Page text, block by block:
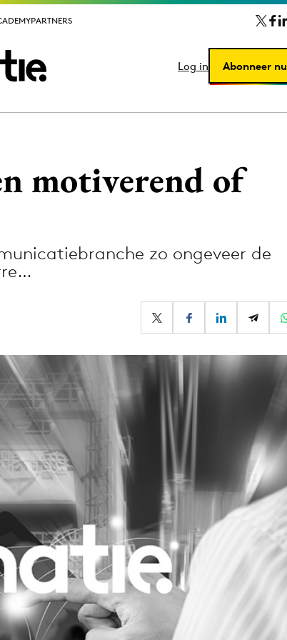
PARTNERS
Log in Abonneer nu
PARTNERS
Log in Abonneer nu
crisis
motiverend of
zo ongeveer de